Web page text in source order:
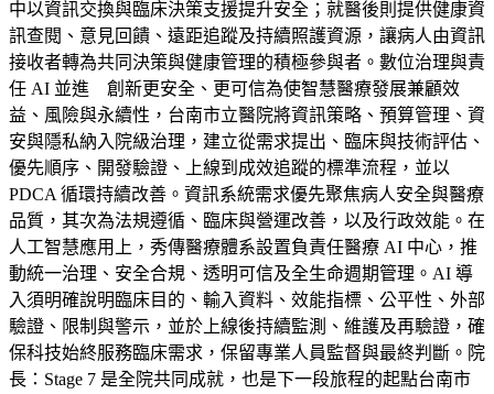
中以資訊交換與臨床決策支援提升安全；就醫後則提供健康資
訊查閱、意見回饋、遠距追蹤及持續照護資源，讓病人由資訊
接收者轉為共同決策與健康管理的積極參與者。數位治理與責
任 AI 並進 創新更安全、更可信為使智慧醫療發展兼顧效
益、風險與永續性，台南市立醫院將資訊策略、預算管理、資
安與隱私納入院級治理，建立從需求提出、臨床與技術評估、
優先順序、開發驗證、上線到成效追蹤的標準流程，並以
PDCA 循環持續改善。資訊系統需求優先聚焦病人安全與醫療
品質，其次為法規遵循、臨床與營運改善，以及行政效能。在
人工智慧應用上，秀傳醫療體系設置負責任醫療 AI 中心，推
動統一治理、安全合規、透明可信及全生命週期管理。AI 導
入須明確說明臨床目的、輸入資料、效能指標、公平性、外部
驗證、限制與警示，並於上線後持續監測、維護及再驗證，確
保科技始終服務臨床需求，保留專業人員監督與最終判斷。院
長：Stage 7 是全院共同成就，也是下一段旅程的起點台南市